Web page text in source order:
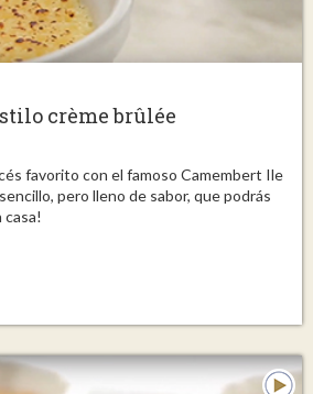
crème brûlée
favorito con el famoso Camembert Ile
pero lleno de sabor, que podrás